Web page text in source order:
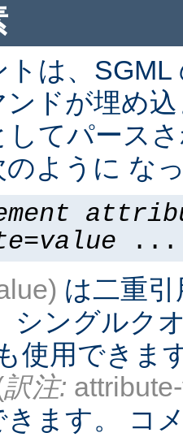
トは、
ドが埋め
してパース
のように な
=value ...
は二重
シングルク
使用できま
訳注:
きます。 コ